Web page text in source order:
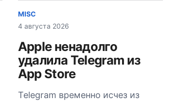
MISC
4 августа 2026
Apple ненадолго
удалила Telegram из
App Store
Telegram временно исчез из